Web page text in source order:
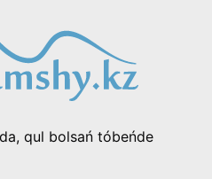
qul bolsań tóbeńde